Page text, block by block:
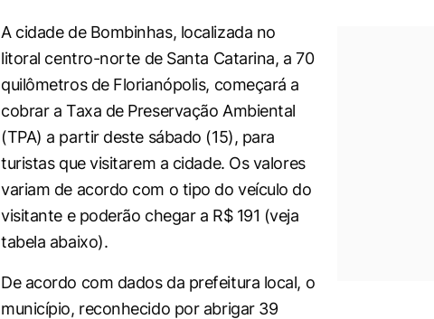
A cidade de Bombinhas, localizada no
litoral centro-norte de Santa Catarina, a 70
quilômetros de Florianópolis, começará a
cobrar a Taxa de Preservação Ambiental
(TPA) a partir deste sábado (15), para
turistas que visitarem a cidade. Os valores
variam de acordo com o tipo do veículo do
visitante e poderão chegar a R$ 191 (veja
tabela abaixo).
De acordo com dados da prefeitura local, o
município, reconhecido por abrigar 39